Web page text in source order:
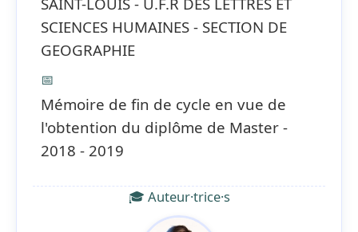
SCIENCES HUMAINES - SECTION DE
GEOGRAPHIE
📅
Mémoire de fin de cycle en vue de
l'obtention du diplôme de Master -
2018 - 2019
🎓 Auteur·trice·s